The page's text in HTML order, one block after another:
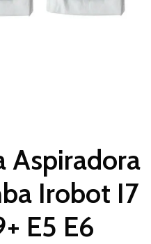
Aspiradora
Irobot I7
E5 E6